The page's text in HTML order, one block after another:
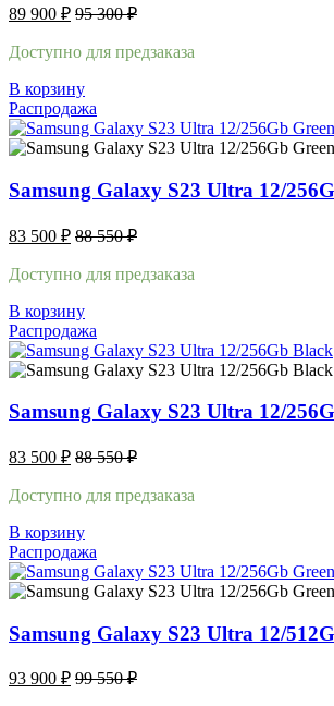
89 900 ₽ 95 300₽
Доступно для предзаказа
В корзину
Распродажа
Samsung Galaxy S23 Ultra 12/
83 500 ₽ 88 550₽
Доступно для предзаказа
В корзину
Распродажа
Samsung Galaxy S23 Ultra 12/
83 500 ₽ 88 550₽
Доступно для предзаказа
В корзину
Распродажа
Samsung Galaxy S23 Ultra 12/
93 900 ₽ 99 550₽